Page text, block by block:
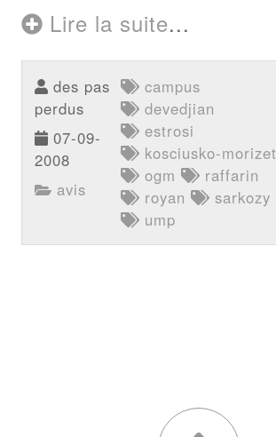
Lire la suite...
des pas
perdus
07-09-
2008
avis
campus
devedjian
estrosi
kosciusko-morizet
ogm
raffarin
royan
sarkozy
ump